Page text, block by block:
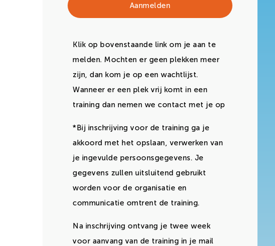
Aanmelden
Klik op bovenstaande link om je aan te
melden. Mochten er geen plekken meer
zijn, dan kom je op een wachtlijst.
Wanneer er een plek vrij komt in een
training dan nemen we contact met je op
*Bij inschrijving voor de training ga je
akkoord met het opslaan, verwerken van
je ingevulde persoonsgegevens. Je
gegevens zullen uitsluitend gebruikt
worden voor de organisatie en
communicatie omtrent de training.
Na inschrijving ontvang je twee week
voor aanvang van de training in je mail